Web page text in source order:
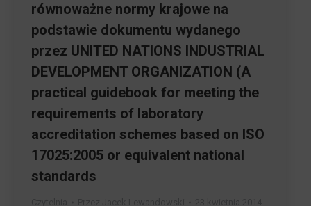
równoważne normy krajowe na
podstawie dokumentu wydanego
przez UNITED NATIONS INDUSTRIAL
DEVELOPMENT ORGANIZATION (A
practical guidebook for meeting the
requirements of laboratory
accreditation schemes based on ISO
17025:2005 or equivalent national
standards